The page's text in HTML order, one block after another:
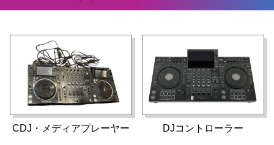
CDJ・メディアプレーヤー DJコントローラー